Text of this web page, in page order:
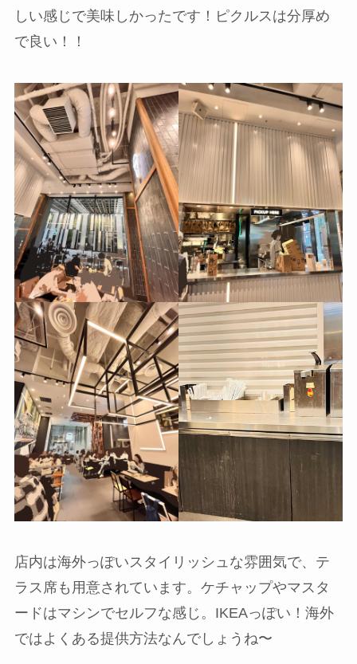
しい感じで美味しかったです！ピクルスは分厚め
で良い！！
店内は海外っぽいスタイリッシュな雰囲気で、テ
ラス席も用意されています。ケチャップやマスタ
ードはマシンでセルフな感じ。IKEAっぽい！海外
ではよくある提供方法なんでしょうね〜